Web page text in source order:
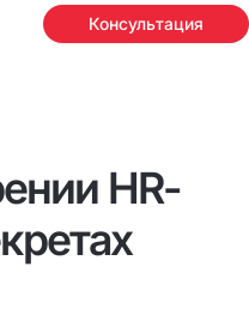
Консультация
HR-